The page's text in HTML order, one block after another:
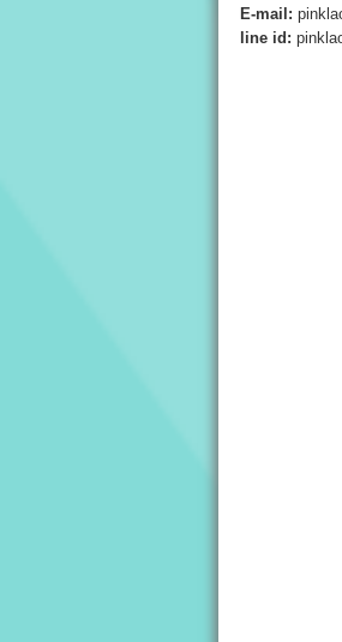
E-mail:
line id: